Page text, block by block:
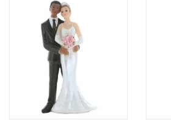
Rohstoffe & Präsentation